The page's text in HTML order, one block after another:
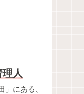
人
にある、